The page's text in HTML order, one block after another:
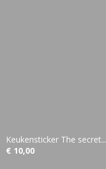
Keukensticker The secret...
€ 10,00